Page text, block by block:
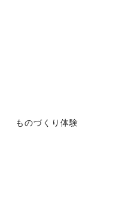
ものづくり体験